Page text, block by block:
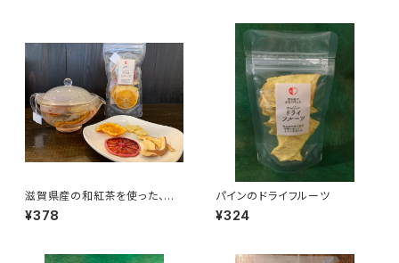
滋賀県産の和紅茶を使った、フ
ルーツティセット
¥378
パインのドライフルーツ
¥324